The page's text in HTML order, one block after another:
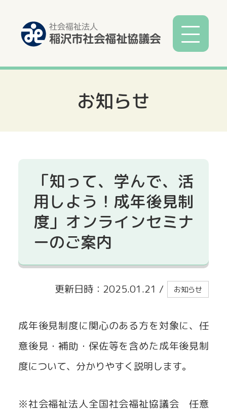
社協とは
社協事業
サービス
寄付募金
お知らせ
「知って、学んで、活
用しよう！成年後見制
度」オンラインセミナ
ーのご案内
更新日時：2025.01.21 / お知らせ
成年後見制度に関心のある方を対象に、任
意後見・補助・保佐等を含めた成年後見制
度について、分かりやすく説明します。
※社会福祉法人全国社会福祉協議会 任意